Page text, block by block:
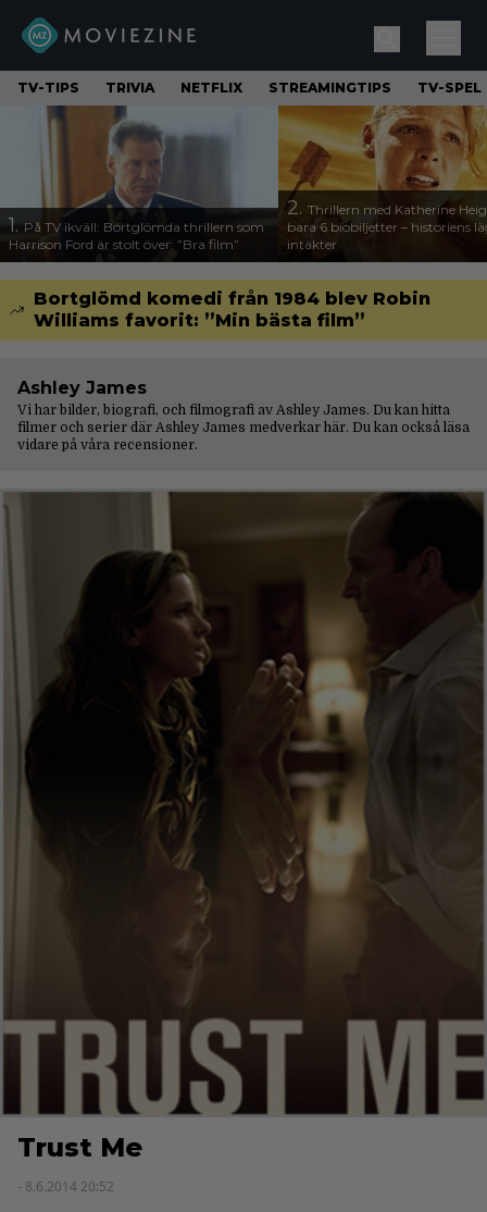
TV-TIPS TRIVIA NETFLIX STREAMINGTIPS TV-SPEL
1. På TV ikväll: Bortglömda thrillern som
Harrison Ford är stolt över: ”Bra film”
2. Thrillern med Katherine
bara 6 biobiljetter – historiens
intäkter
Bortglömd komedi från 1984 blev Robin
Williams favorit: ”Min bästa film”
Ashley James
Vi har bilder, biografi, och filmografi av Ashley James. Du kan hitta
filmer och serier där Ashley James medverkar här. Du kan också läsa
vidare på våra recensioner.
Trust Me
- 8.6.2014 20:52